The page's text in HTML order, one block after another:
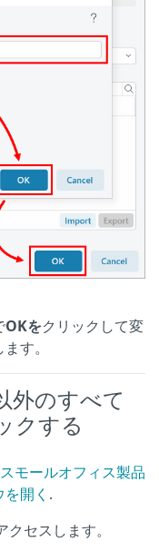
OKをクリックして変
す。
外のすべて
クする
モールオフィス製品
開く .
セスします。